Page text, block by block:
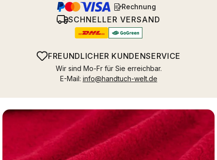
Rechnung
SCHNELLER VERSAND
FREUNDLICHER KUNDENSERVICE
Wir sind Mo-Fr für Sie erreichbar.
E-Mail: info@handtuch-welt.de